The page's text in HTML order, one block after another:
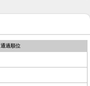
通過順位